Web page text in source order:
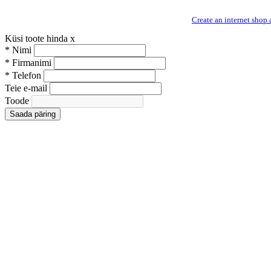
Create an internet shop
Küsi toote hinda x
* Nimi
* Firmanimi
* Telefon
Teie e-mail
Toode